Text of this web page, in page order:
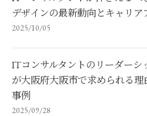
デザインの最新動向とキャリア
2025/10/05
ITコンサルタントのリーダーシ
が大阪府大阪市で求められる理
事例
2025/09/28